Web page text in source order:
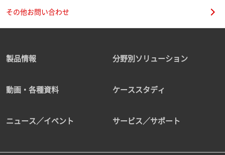
その他お問い合わせ
製品情報 分野別ソリューション
動画・各種資料 ケーススタディ
ニュース／イベント サービス／サポート